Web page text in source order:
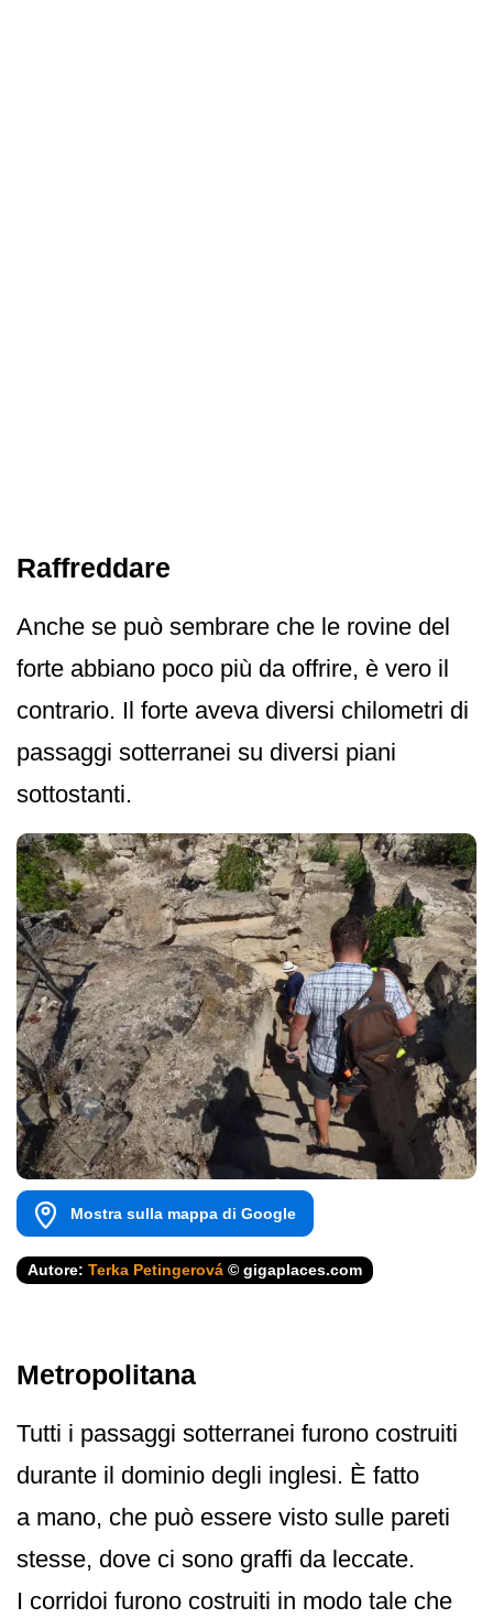
Raffreddare
Anche se può sembrare che le rovine del
forte abbiano poco più da offrire, è vero il
contrario. Il forte aveva diversi chilometri di
passaggi sotterranei su diversi piani
sottostanti.
Mostra sulla mappa di Google
Autore: Terka Petingerová © gigaplaces.com
Metropolitana
Tutti i passaggi sotterranei furono costruiti
durante il dominio degli inglesi. È fatto
a mano, che può essere visto sulle pareti
stesse, dove ci sono graffi da leccate.
I corridoi furono costruiti in modo tale che